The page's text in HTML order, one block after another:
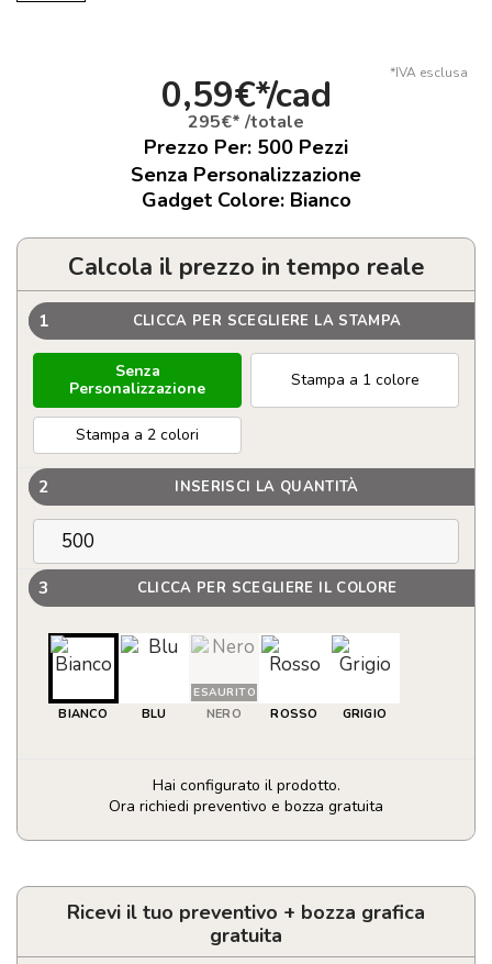
*IVA esclusa
0,59€*/cad
295€* /totale
Prezzo Per: 500 Pezzi
Senza Personalizzazione
Gadget Colore: Bianco
Calcola il prezzo in tempo reale
1 CLICCA PER SCEGLIERE LA STAMPA
Senza
Personalizzazione
Stampa a 1 colore
Stampa a 2 colori
2 INSERISCI LA QUANTITÀ
3 CLICCA PER SCEGLIERE IL COLORE
BIANCO BLU
ESAURITO
NERO ROSSO GRIGIO
Hai configurato il prodotto.
Ora richiedi preventivo e bozza gratuita
Penne
in
alluminioRicevi il tuo preventivo + bozza grafica
gratuita